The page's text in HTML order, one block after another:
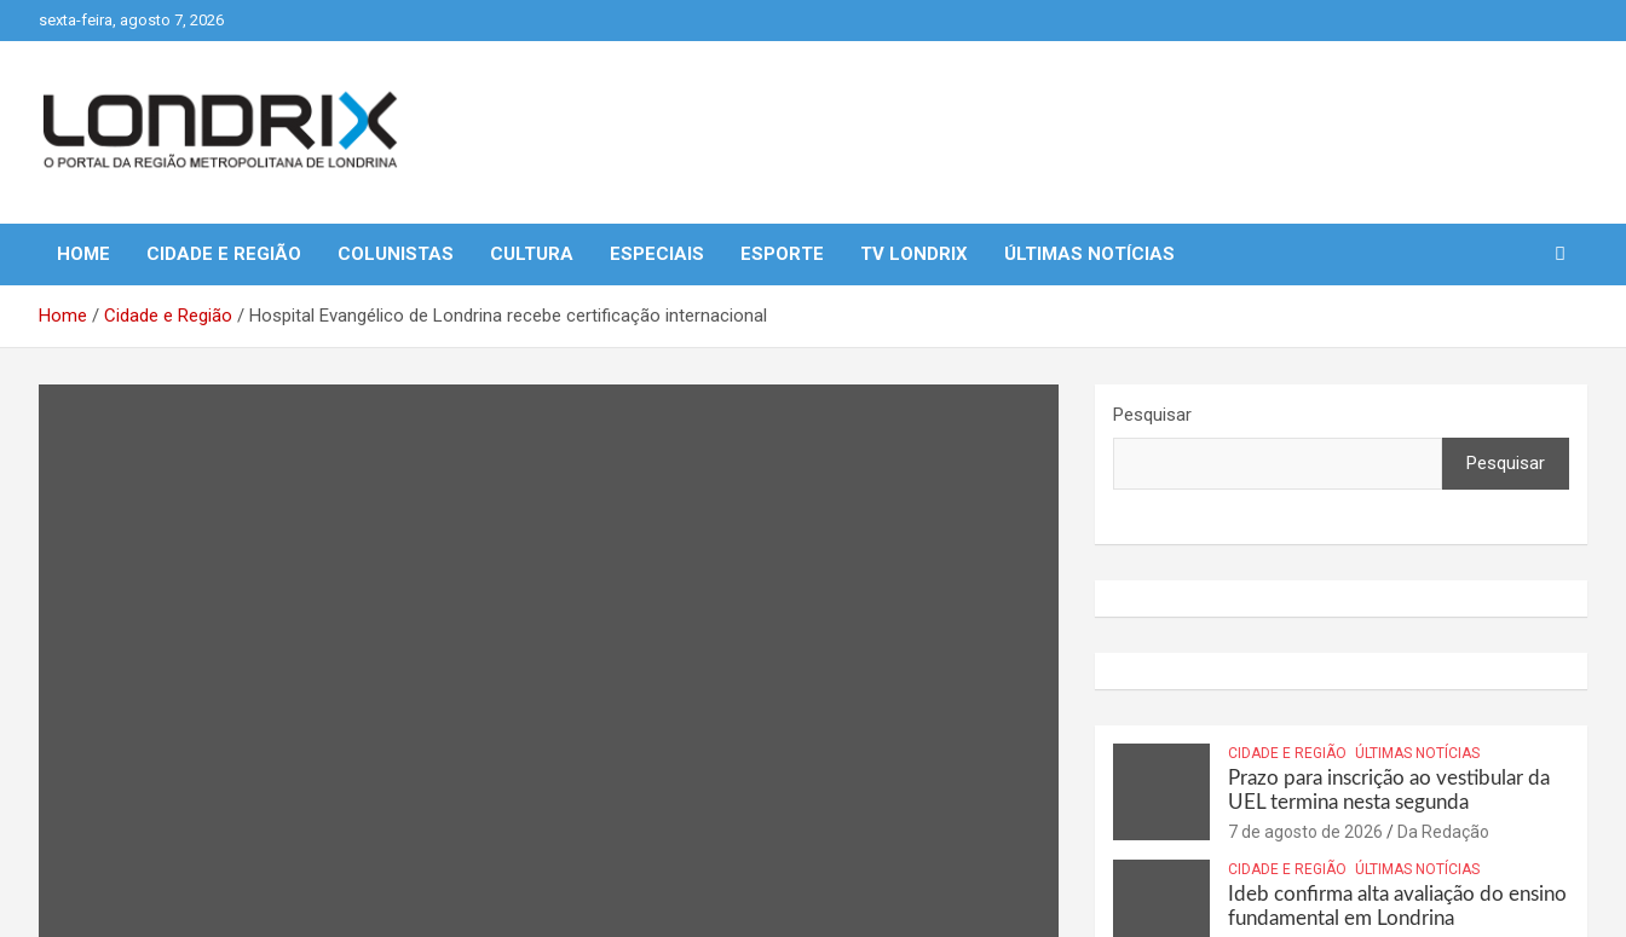
to
sexta-feira, agosto 7, 2026
Londrix
HOME CIDADE E REGIÃO COLUNISTAS CULTURA ESPECIAIS ESPORTE TV LONDRIX ÚLTIMAS NOTÍCIAS
Home Cidade e Região Hospital Evangélico de Londrina recebe certificação internacional
Pesquisar
Pesquisar
CIDADE E REGIÃO ÚLTIMAS NOTÍCIAS
Prazo para inscrição ao vestibular da
UEL termina nesta segunda
7 de agosto de 2026 Da Redação
CIDADE E REGIÃO ÚLTIMAS NOTÍCIAS
Ideb confirma alta avaliação do ensino
fundamental em Londrina